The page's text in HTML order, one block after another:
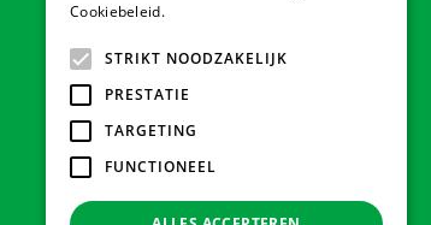
Cookiebeleid.
STRIKT NOODZAKELIJK
PRESTATIE
TARGETING
FUNCTIONEEL